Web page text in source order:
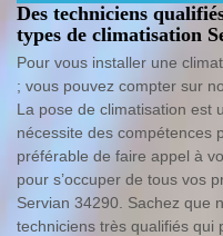
Des techniciens
types de climatisation
Pour vous installer une
; vous pouvez compter sur
La pose de climatisation est
nécessite des compétences
préférable de faire appel à
pour s’occuper de tous vos
Servian 34290. Sachez que
techniciens très qualifiés qui